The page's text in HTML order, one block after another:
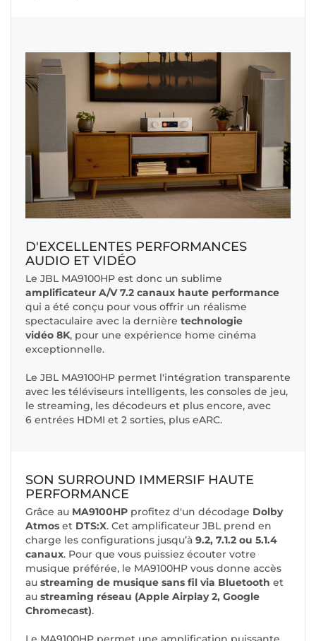
D'EXCELLENTES PERFORMANCES
AUDIO ET VIDÉO
Le JBL MA9100HP est donc un sublime
amplificateur A/V 7.2 canaux haute performance
qui a été conçu pour vous offrir un réalisme
spectaculaire avec la dernière technologie
vidéo 8K, pour une expérience home cinéma
exceptionnelle.
Le JBL MA9100HP permet l'intégration transparente
avec les téléviseurs intelligents, les consoles de jeu,
le streaming, les décodeurs et plus encore, avec
6 entrées HDMI et 2 sorties, plus eARC.
SON SURROUND IMMERSIF HAUTE
PERFORMANCE
Grâce au MA9100HP profitez d'un décodage Dolby
Atmos et DTS:X. Cet amplificateur JBL prend en
charge les configurations jusqu’à 9.2, 7.1.2 ou 5.1.4
canaux. Pour que vous puissiez écouter votre
musique préférée, le MA9100HP vous donne accès
au streaming de musique sans fil via Bluetooth et
au streaming réseau (Apple Airplay 2, Google
Chromecast).